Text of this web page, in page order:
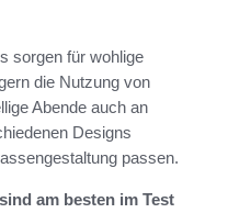
sorgen für wohlige
die Nutzung von
Abende auch an
Designs
passen.
am besten im Test